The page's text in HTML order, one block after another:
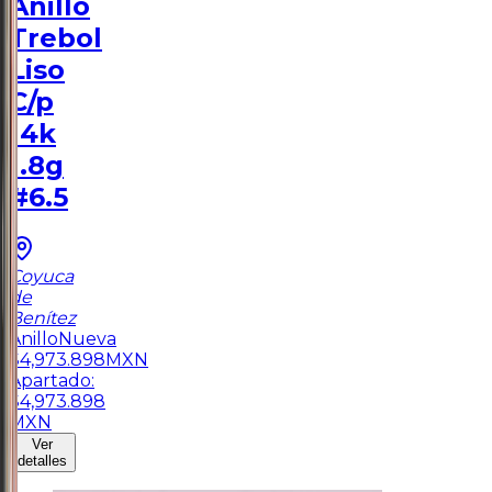
Anillo
Trebol
Liso
C/p
14k
1.8g
#6.5
Coyuca
de
Benítez
Anillo Nueva
$4,973.898 MXN
Apartado:
$4,973.898
MXN
Ver
detalles